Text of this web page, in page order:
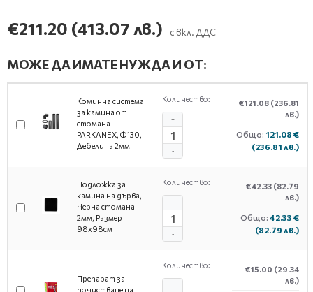
€211.20 (413.07 лв.) с вкл. ДДС
МОЖЕ ДА ИМАТЕ НУЖДА И ОТ:
Коминна система
за камина от
стомана
PARKANEX, Ф130,
Дебелина 2мм
Количество:
-
+
€121.08 (236.81
лв.)
Общо: 121.08 €
(236.81 лв.)
Подложка за
камина на дърва,
Черна стомана
2мм, Размер
98х98см
Количество:
-
+
€42.33 (82.79
лв.)
Общо: 42.33 €
(82.79 лв.)
Препарат за
почистване на
Количество:
+
€15.00 (29.34
лв.)